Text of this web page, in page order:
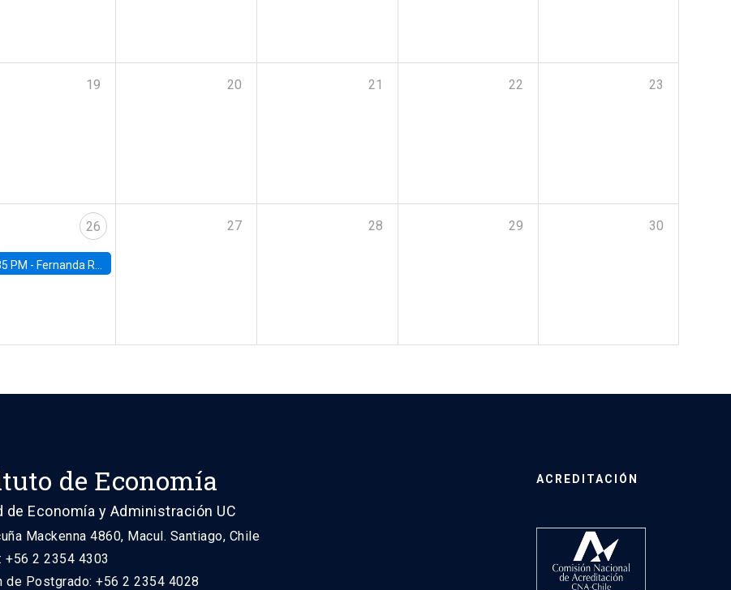
19 20 21 22 23
26
PM - Fernanda Rojas Ampuero, University of Wisconsin-Madison
27 28 29 30
de Economía
de Economía y Administración UC
Mackenna 4860, Macul. Santiago, Chile
+56 2 2354 4303
de Postgrado: +56 2 2354 4028
ACREDITACIÓN